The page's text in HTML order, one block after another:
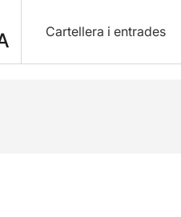
Cartellera i entrades